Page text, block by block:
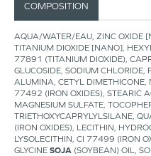
COMPOSITION
AQUA/WATER/EAU, ZINC OXIDE
TITANIUM DIOXIDE [NANO],
77891 (TITANIUM DIOXIDE),
GLUCOSIDE, SODIUM CHLORIDE,
ALUMINA, CETYL
77492 (IRON OXIDES), STEARIC
MAGNESIUM SULFATE,
TRIETHOXYCAPRYLYLSILANE,
(IRON OXIDES), LECITHIN,
LYSOLECITHIN, CI 77499 (IRON
GLYCINE SOJA (SOYBEAN) OIL,